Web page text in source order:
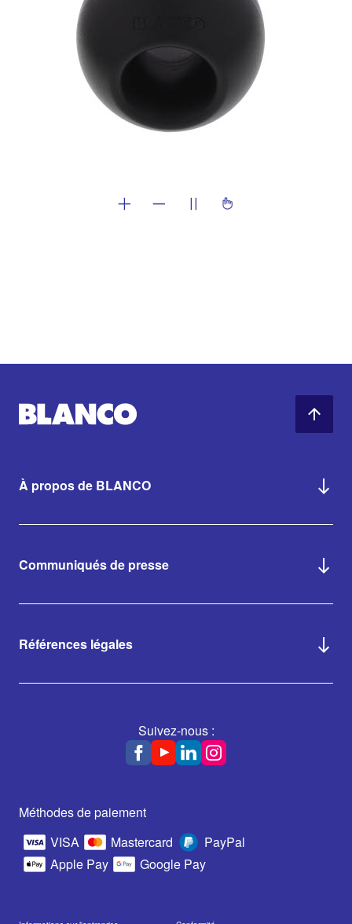
À propos de BLANCO
Communiqués de presse
Références légales
Suivez-nous :
Méthodes de paiement
VISA
Mastercard
PayPal
Apple Pay
Google Pay